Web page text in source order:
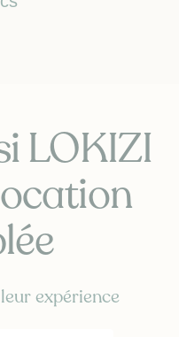
LOKIZI
expérience